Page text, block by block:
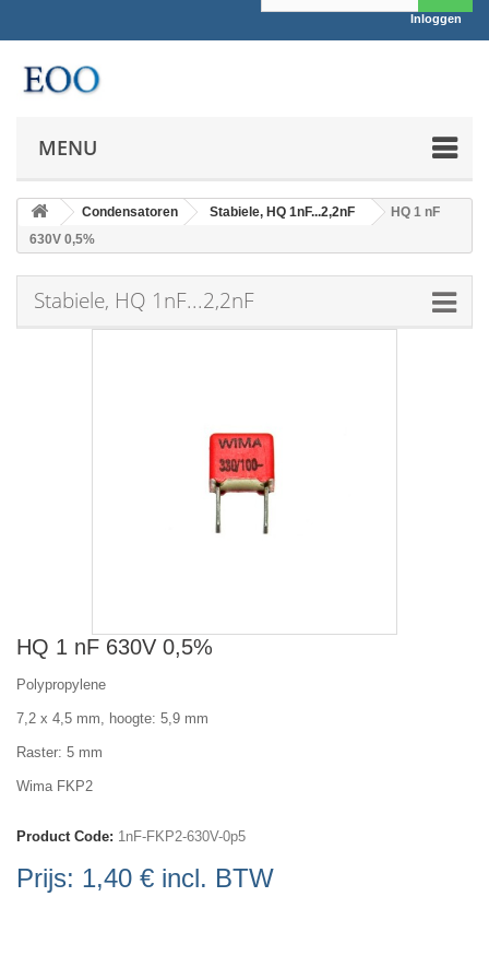
Inloggen
MENU
Condensatoren Stabiele, HQ 1nF...2,2nF
HQ 1 nF
630V 0,5%
Stabiele, HQ 1nF...2,2nF
HQ 1 nF 630V 0,5%
Polypropylene
7,2 x 4,5 mm, hoogte: 5,9 mm
Raster: 5 mm
Wima FKP2
Product Code: 1nF-FKP2-630V-0p5
Prijs: 1,40 € incl. BTW